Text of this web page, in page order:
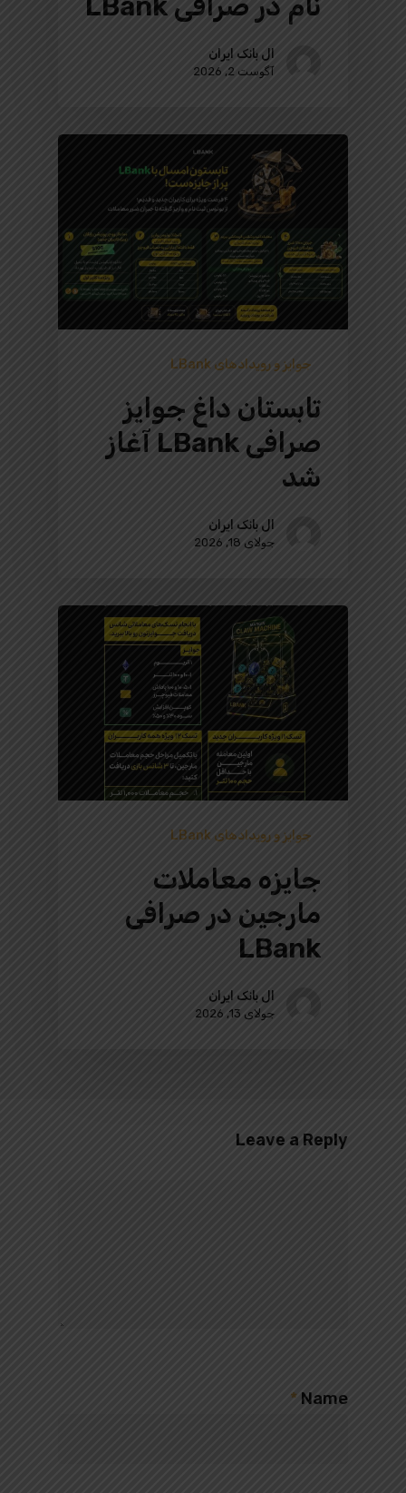
ال بانک ایران
آگوست 2, 2026
جوایز و رویدادهای LBank
تابستان داغ جوایز
صرافی LBank آغاز
شد
ال بانک ایران
جولای 18, 2026
جوایز و رویدادهای LBank
جایزه معاملات
مارجین در صرافی
LBank
ال بانک ایران
جولای 13, 2026
Leave a Reply
Name
*